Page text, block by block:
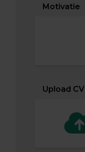
Motivatie
Upload CV